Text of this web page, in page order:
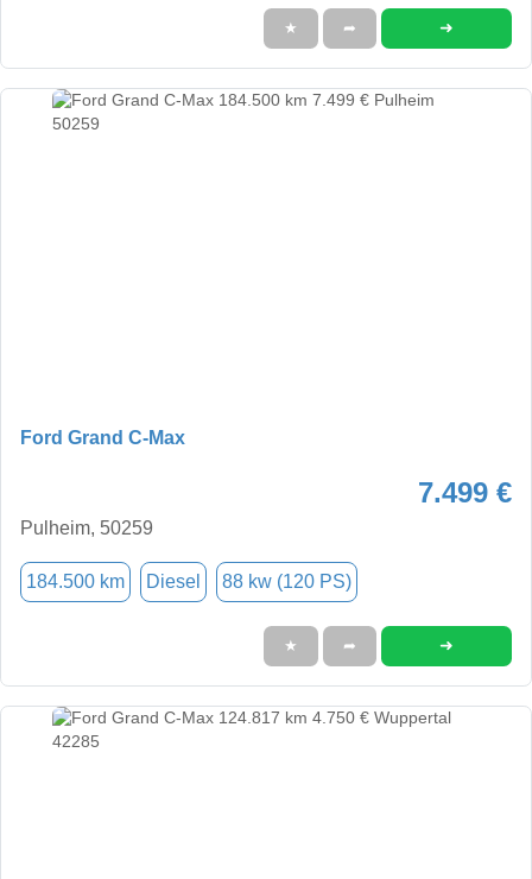
★ ➦ ➜
Ford Grand C-Max
7.499 €
Pulheim, 50259
184.500 km Diesel 88 kw (120 PS)
★ ➦ ➜